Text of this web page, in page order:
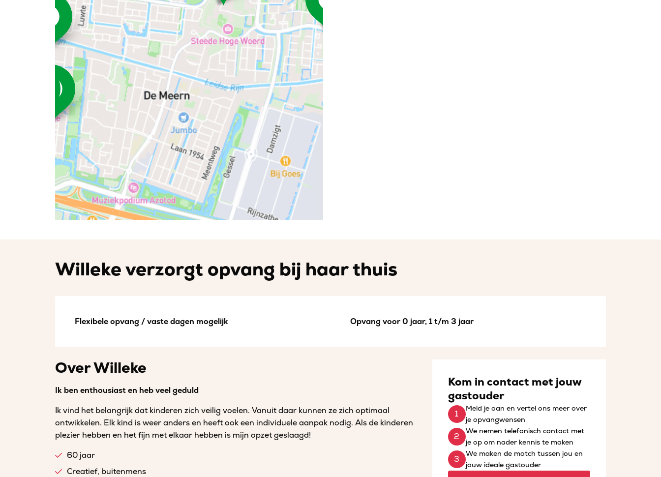
Willeke verzorgt opvang bij haar thuis
Flexibele opvang / vaste dagen mogelijk Opvang voor 0 jaar, 1 t/m 3 jaar
Over Willeke
Ik ben enthousiast en heb veel geduld
Ik vind het belangrijk dat kinderen zich veilig voelen. Vanuit daar kunnen ze zich optimaal
ontwikkelen. Elk kind is weer anders en heeft ook een individuele aanpak nodig. Als de kinderen
plezier hebben en het fijn met elkaar hebben is mijn opzet geslaagd!
60 jaar
Creatief, buitenmens
Kom in contact met jouw
gastouder
Meld je aan en vertel ons meer over
je opvangwensen
We nemen telefonisch contact met
je op om nader kennis te maken
We maken de match tussen jou en
jouw ideale gastouder